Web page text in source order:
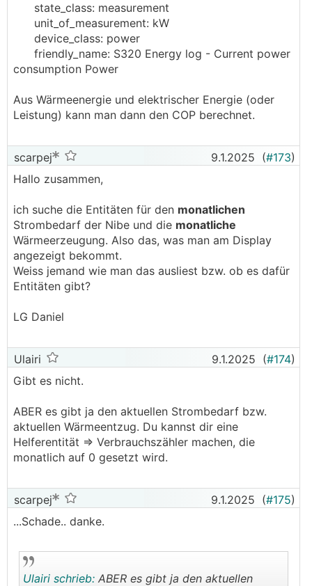
state_class: measurement
unit_of_measurement: kW
device_class: power
friendly_name: S320 Energy log - Current power
consumption Power
Aus Wärmeenergie und elektrischer Energie (oder
Leistung) kann man dann den COP berechnet.
scarpej 9.1.2025 (#173)
Hallo zusammen,
ich suche die Entitäten für den monatlichen
Strombedarf der Nibe und die monatliche
Wärmeerzeugung. Also das, was man am Display
angezeigt bekommt.
Weiss jemand wie man das ausliest bzw. ob es dafür
Entitäten gibt?
LG Daniel
Ulairi 9.1.2025 (#174)
Gibt es nicht.
ABER es gibt ja den aktuellen Strombedarf bzw.
aktuellen Wärmeentzug. Du kannst dir eine
Helferentität => Verbrauchszähler machen, die
monatlich auf 0 gesetzt wird.
scarpej 9.1.2025 (#175)
...Schade.. danke.
Ulairi schrieb: ABER es gibt ja den aktuellen